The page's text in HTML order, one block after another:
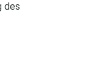
des